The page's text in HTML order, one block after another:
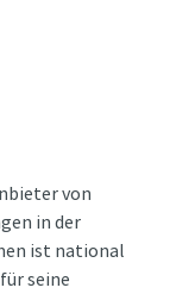
von
in der
ist national
seine